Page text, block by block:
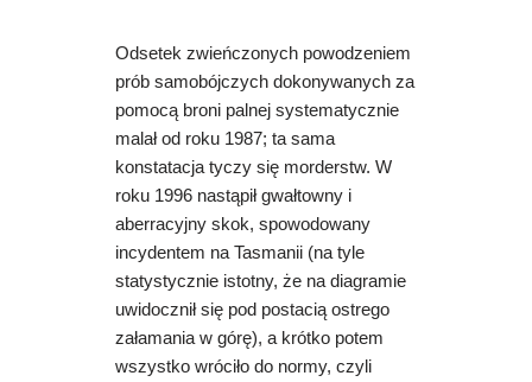
Odsetek zwieńczonych powodzeniem
prób samobójczych dokonywanych za
pomocą broni palnej systematycznie
malał od roku 1987; ta sama
konstatacja tyczy się morderstw. W
roku 1996 nastąpił gwałtowny i
aberracyjny skok, spowodowany
incydentem na Tasmanii (na tyle
statystycznie istotny, że na diagramie
uwidocznił się pod postacią ostrego
załamania w górę), a krótko potem
wszystko wróciło do normy, czyli